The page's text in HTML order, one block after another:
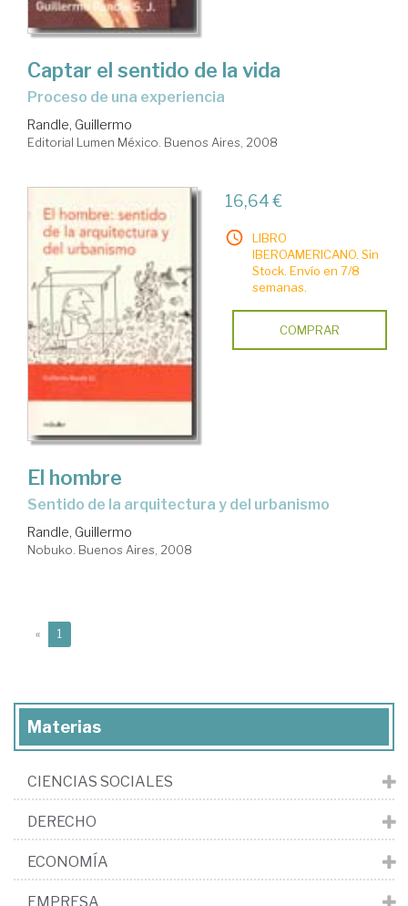
Captar el sentido de la vida
proceso de una experiencia
Randle, Guillermo
Editorial Lumen México. Buenos Aires, 2008
16,64 €
LIBRO
IBEROAMERICANO. Sin
Stock. Envío en 7/8
semanas.
COMPRAR
El hombre
sentido de la arquitectura y del urbanismo
Randle, Guillermo
Nobuko. Buenos Aires, 2008
« 1
Materias
CIENCIAS SOCIALES
DERECHO
ECONOMÍA
EMPRESA